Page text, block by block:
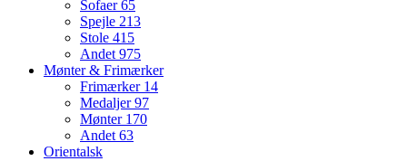
Sofaer65
Spejle 213
Stole 415
Andet975
Mønter & Frimærker
Frimærker 14
Medaljer97
Mønter 170
Andet63
Orientalsk